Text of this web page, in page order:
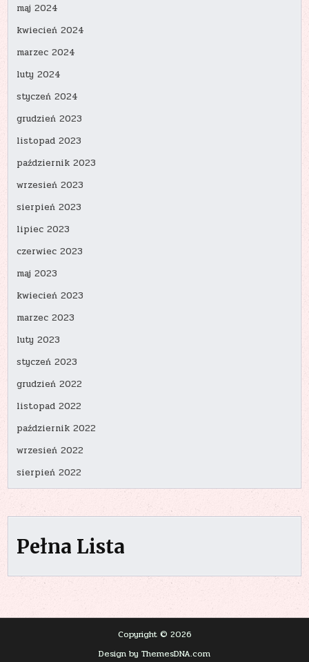
maj 2024
kwiecień 2024
marzec 2024
luty 2024
styczeń 2024
grudzień 2023
listopad 2023
październik 2023
wrzesień 2023
sierpień 2023
lipiec 2023
czerwiec 2023
maj 2023
kwiecień 2023
marzec 2023
luty 2023
styczeń 2023
grudzień 2022
listopad 2022
październik 2022
wrzesień 2022
sierpień 2022
Pełna Lista
Copyright © 2026
Design by ThemesDNA.com